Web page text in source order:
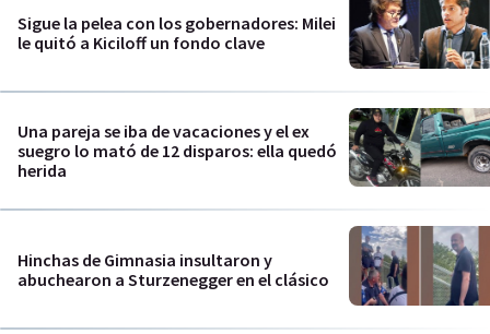
Sigue la pelea con los gobernadores: Milei
le quitó a Kiciloff un fondo clave
Una pareja se iba de vacaciones y el ex
suegro lo mató de 12 disparos: ella quedó
herida
Hinchas de Gimnasia insultaron y
abuchearon a Sturzenegger en el clásico